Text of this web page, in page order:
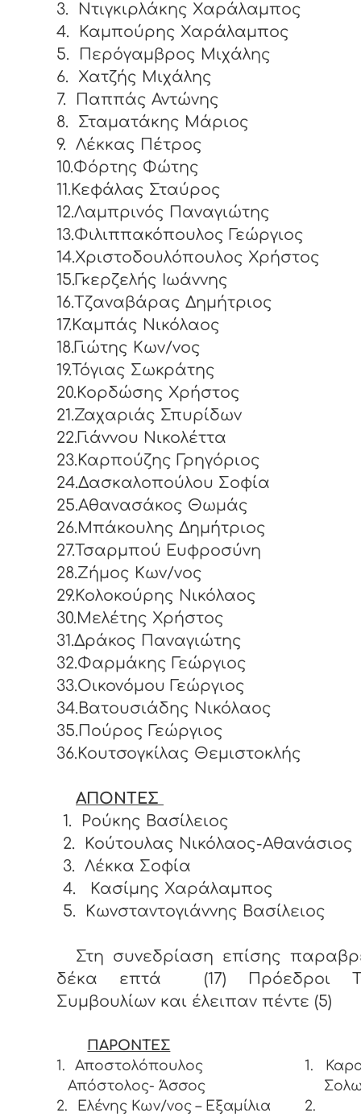
3.
Ντιγκιρλάκης Χαράλαμπος
4.
Καμπούρης Χαράλαμπος
5.
Περόγαμβρος Μιχάλης
6.
Χατζής Μιχάλης
7.
Παππάς Αντώνης
8.
Σταματάκης Μάριος
9.
Λέκκας Πέτρος
10.Φόρτης Φώτης
11.Κεφάλας Σταύρος
12.Λαμπρινός Παναγιώτης
13.Φιλιππακόπουλος Γεώργιος
14.Χριστοδουλόπουλος Χρήστος
15.Γκερζελής Ιωάννης
16.Τζαναβάρας Δημήτριος
17.Καμπάς Νικόλαος
18.Γιώτης Κων/νος
19.Τόγιας Σωκράτης
20.Κορδώσης Χρήστος
21.Ζαχαριάς Σπυρίδων
22.Γιάννου Νικολέττα
23.Καρπούζης Γρηγόριος
24.Δασκαλοπούλου Σοφία
25.Αθανασάκος Θωμάς
26.Μπάκουλης Δημήτριος
27.Τσαρμπού Ευφροσύνη
28.Ζήμος Κων/νος
29.Κολοκούρης Νικόλαος
30.Μελέτης Χρήστος
31.Δράκος Παναγιώτης
32.Φαρμάκης Γεώργιος
33.Οικονόμου Γεώργιος
34.Βατουσιάδης Νικόλαος
35.Πούρος Γεώργιος
36.Κουτσογκίλας Θεμιστοκλής
ΑΠΟΝΤΕΣ
1.
Ρούκης Βασίλειος
2.
Κούτουλας Νικόλαος-Αθανάσιος
3.
Λέκκα Σοφία
4.
Κασίμης Χαράλαμπος
5.
Κωνσταντογιάννης Βασίλειος
Στη συνεδρίαση επίσης
δέκα επτά (17) Πρόεδροι
Συμβουλίων και έλειπαν πέντε (5)
ΠΑΡΟΝΤΕΣ
1.
Αποστολόπουλος
Απόστολος- Άσσος
2.
Ελένης Κων/νος – Εξαμίλια
1.
2.